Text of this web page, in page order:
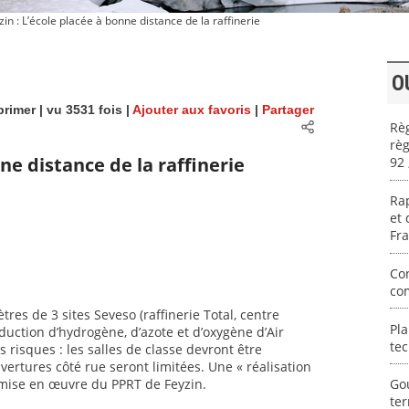
: L’école placée à bonne distance de la raffinerie
| vu 3531 fois | Ajouter aux favoris Partager
distance de la raffinerie
de 3 sites Seveso (raffinerie Total, centre
d’hydrogène, d’azote et d’oxygène d’Air
risques : les salles de classe devront être
côté rue seront limitées. Une « réalisation
en œuvre du PPRT de Feyzin.
92
et